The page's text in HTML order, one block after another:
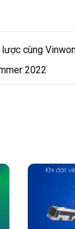
cùng
2022